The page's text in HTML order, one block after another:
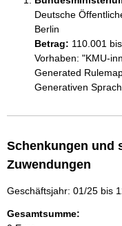
Deutsche
Berlin
Betrag: 110.001
Vorhaben: "KMU-
Generated
Generativen
Schenkungen und
Zuwendungen
Geschäftsjahr: 01/25 bis
Gesamtsumme: